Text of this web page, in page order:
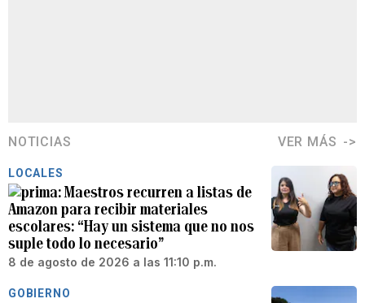
NOTICIAS VER MÁS
LOCALES
Maestros recurren a listas de
Amazon para recibir materiales
escolares: “Hay un sistema que no nos
suple todo lo necesario”
8 de agosto de 2026 a las 11:10 p.m.
GOBIERNO